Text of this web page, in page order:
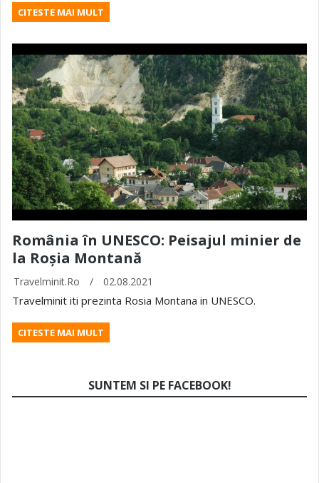
CITESTE MAI MULT
România în UNESCO: Peisajul minier de
la Roșia Montană
Travelminit.ro / 02.08.2021
Travelminit iti prezinta Rosia Montana in UNESCO.
CITESTE MAI MULT
SUNTEM SI PE FACEBOOK!